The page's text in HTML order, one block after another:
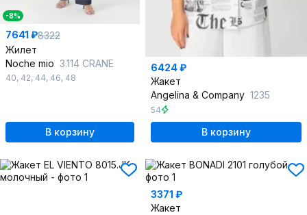
-8%
7641 ₽8322
Жилет
Noche mio 3.114 CRANE
40, 42, 44, 46, 48
В корзину
6424 ₽
Жакет
Angelina & Сompany 1235
54
В корзину
3371 ₽
Жакет